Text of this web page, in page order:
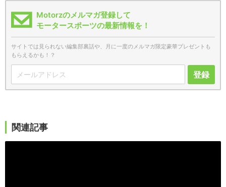
Motorzのメルマガ登録して
モータースポーツの最新情報を！
サイトでは見られない編集部裏話や、月に一度のメルマガ限定豪華プレゼントも
もらえるかも！？
登録
関連記事